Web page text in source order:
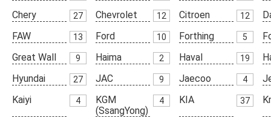
Chery
27 Chevrolet 12 Citroen 12
FAW
13 Ford 10 Forthing 5
Great Wall
9 Haima 2 Haval 19
Hyundai
27 JAC 9 Jaecoo 4
Kaiyi
4
KGM
(SsangYong)
4 KIA 37